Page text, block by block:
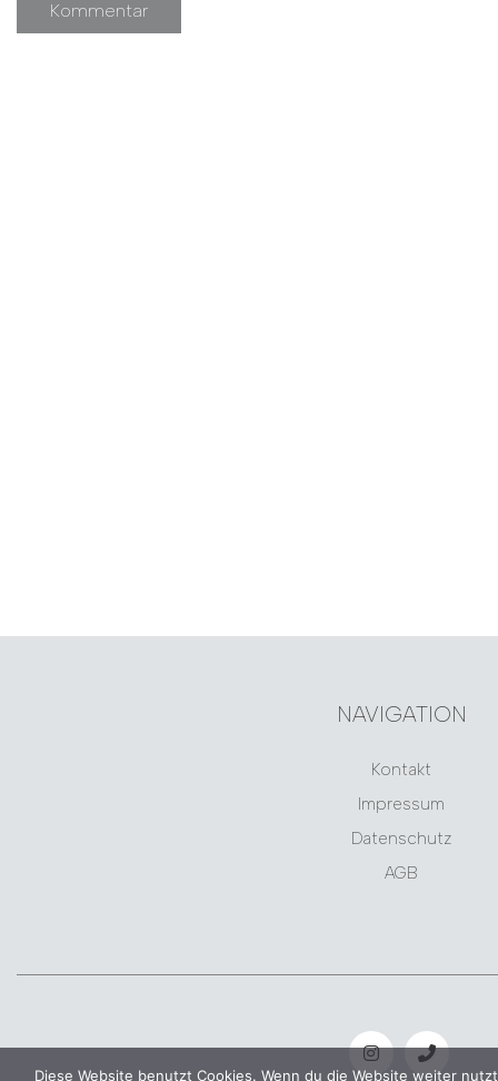
NAVIGATION
Kontakt
Impressum
Datenschutz
AGB
Diese Website benutzt Cookies. Wenn du die Website weiter